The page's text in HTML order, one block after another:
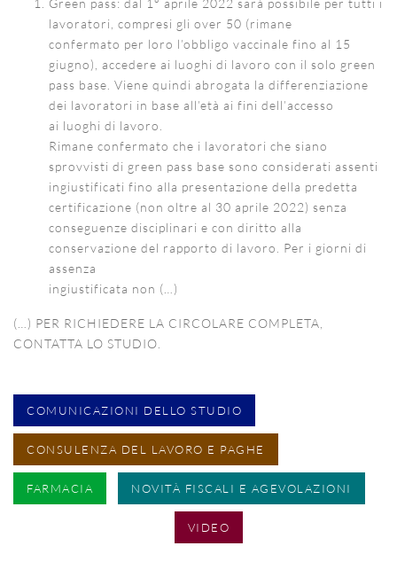
Green pass: dal 1° aprile 2022 sarà possibile per tutti i
lavoratori, compresi gli over 50 (rimane
confermato per loro l’obbligo vaccinale fino al 15
giugno), accedere ai luoghi di lavoro con il solo green
pass base. Viene quindi abrogata la differenziazione
dei lavoratori in base all’età ai fini dell’accesso
ai luoghi di lavoro.
Rimane confermato che i lavoratori che siano
sprovvisti di green pass base sono considerati assenti
ingiustificati fino alla presentazione della predetta
certificazione (non oltre al 30 aprile 2022) senza
conseguenze disciplinari e con diritto alla
conservazione del rapporto di lavoro. Per i giorni di
assenza
ingiustificata non (…)
(…) PER RICHIEDERE LA CIRCOLARE COMPLETA,
CONTATTA LO STUDIO.
COMUNICAZIONI DELLO STUDIO
CONSULENZA DEL LAVORO E PAGHE
FARMACIA NOVITÀ FISCALI E AGEVOLAZIONI
VIDEO